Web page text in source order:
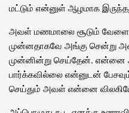
மட்டும் என்னுள் ஆழமாக
அவள் மணமாலை சூடும்
முன்னதாகவே அங்கு சென்று
முன்னின்று செய்தேன். என்னை
பார்க்கவில்லை என்னுடன்
செய்தும் அவள் என்னை